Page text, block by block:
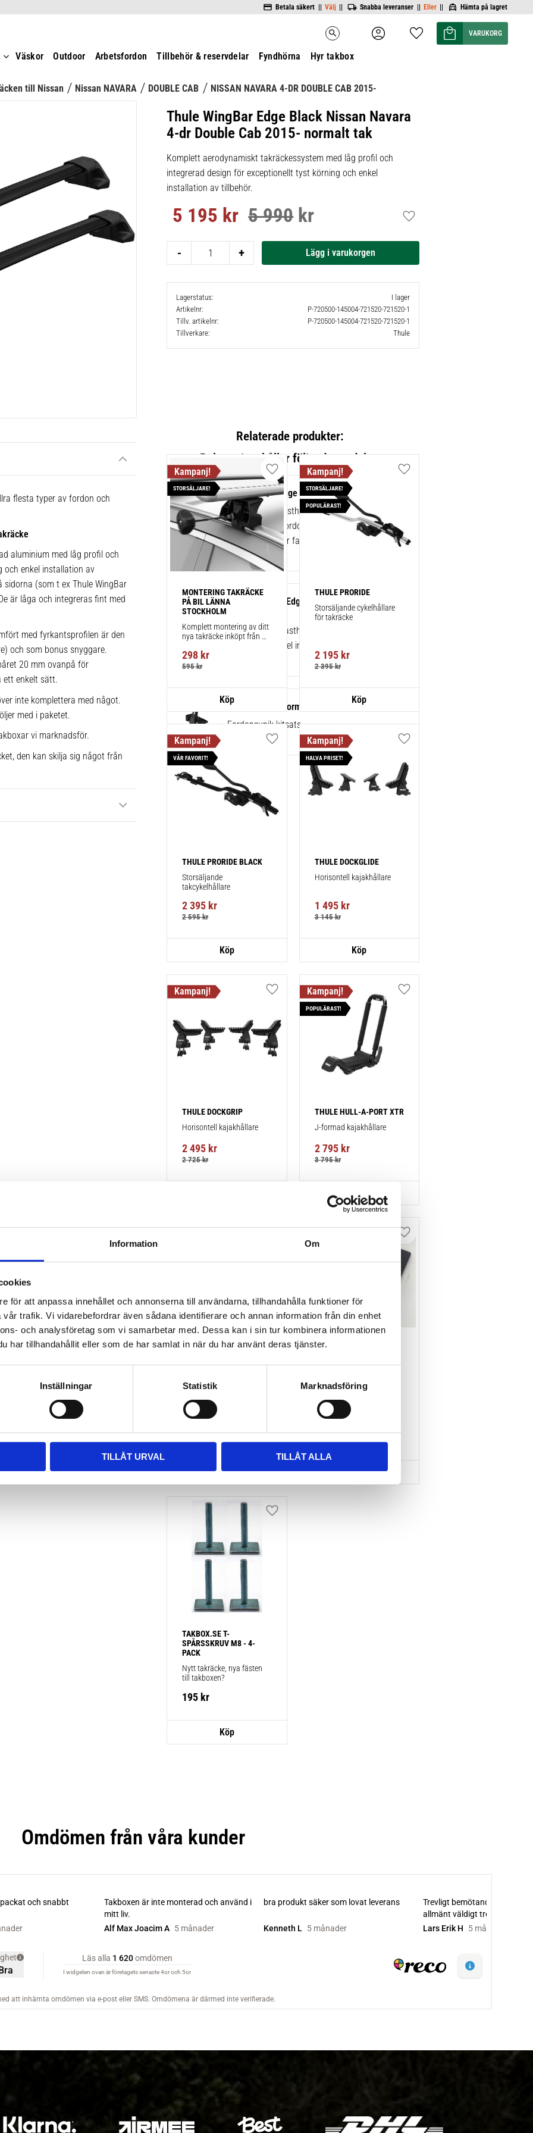
Information Om
för att anpassa innehållet och annonserna till användarna, tillhandahålla funktioner för
trafik. Vi vidarebefordrar även sådana identifierare och annan information från din enhet
och analysföretag som vi samarbetar med. Dessa kan i sin tur kombinera informationen
har tillhandahållit eller som de har samlat in när du har använt deras tjänster.
Inställningar Statistik Marknadsföring
TILLÅT URVAL TILLÅT ALLA
Betala säkert || Välj || Snabba leveranser || Eller || Hämta på lagret
search Favoriter
Kundvagn
Väskor Outdoor Arbetsfordon Tillbehör & reservdelar Fyndhörna Hyr takbox
till Nissan Nissan NAVARA DOUBLE CAB NISSAN NAVARA 4-DR DOUBLE CAB 2015-
Thule WingBar Edge Black Nissan Navara
4-dr Double Cab 2015- normalt tak
Komplett aerodynamiskt takräckessystem med låg profil och
integrerad design för exceptionellt tyst körning och enkel
installation av tillbehör.
Nedsatt pris:
5 195 kr Ordinarie pris:
5 990kr
+
-
Lägg till i favoriter
Lagerstatus
I lager
Artikelnr
P-720500-145004-721520-721520-1
Tillv. artikelnr
P-720500-145004-721520-721520-1
Tillverkare
Thule
flesta typer av fordon och
aluminium med låg profil och
och enkel installation av
sidorna (som t ex Thule WingBar
är låga och integreras fint med
med fyrkantsprofilen är den
och som bonus snyggare.
20 mm ovanpå för
ett enkelt sätt.
inte komplettera med något.
med i paketet.
vi marknadsför.
den kan skilja sig något från
Thule Clamp Edge 4-pack 720500
Lättmonterad lasthållarfot för Thule Edge-
takräcken, för fordon utan befintliga fästpunkter
för takräcke eller fabriksmonterade räcken.
1 st
Thule WingBar Edge Black 104 cm 1-pack
Aerodynamisk lasthållare för exceptionellt tyst
körning och enkel installation av tillbehör.
Thule Kitsats Normalt tak 4-pack – 145004
Fordonsunik kitsats
Relaterade produkter:
MONTERING TAKRÄCKE
PÅ BIL LÄNNA
STOCKHOLM
Komplett montering av ditt
nya takräcke inköpt från
montering på din bil.
298 kr
595kr
STORSÄLJARE!
Lägg till i favoriter
THULE PRORIDE
Storsäljande cykelhållare
för takräcke
2 195kr
2 395kr
STORSÄLJARE!
POPULÄRAST!
Lägg till i favoriter
THULE PRORIDE BLACK
Storsäljande
takcykelhållare
2 395 kr
2 595kr
VÅR FAVORIT!
Lägg till i favoriter
THULE DOCKGLIDE
Horisontell kajakhållare
1 495kr
3 145kr
HALVA PRISET!
Lägg till i favoriter
THULE DOCKGRIP
Horisontell kajakhållare
2 495 kr
2 725kr
Lägg till i favoriter
THULE HULL-A-PORT XTR
J-formad kajakhållare
2 795kr
3 795kr
POPULÄRAST!
Lägg till i favoriter
MONTERINGSSATS U-
100 MM 4-PACK
Nytt takräcke, nya fästen
till takboxen?
Lägg till i favoriter
SPÅRSADAPTER 20X24
Nytt takräcke, nya fästen
till takboxen?
Lägg till i favoriter
TAKBOX.SE T-
SPÅRSSKRUV M8 - 4-
PACK
Nytt takräcke, nya fästen
till takboxen?
195 kr
Lägg till i favoriter